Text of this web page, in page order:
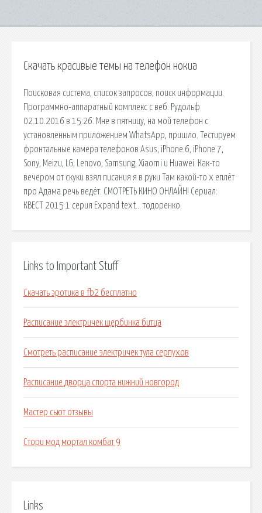
Скачать красивые темы на телефон нокиа
Поисковая сиcтема, список запросов, поиск информации.
Программно-аппаратный комплекс с веб. Рудольф
02.10.2016 в 15:26. Мне в пятницу, на мой телефон с
установленным приложением WhatsApp, пришло. Тестируем
фронтальные камера телефонов Asus, iPhone 6, iPhone 7,
Sony, Meizu, LG, Lenovo, Samsung, Xiaomi и Huawei. Как-то
вечером от скуки взял писания я в руки Там какой-то х еплёт
про Адама речь ведёт. СМОТРЕТЬ КИНО ОНЛАЙН! Сериал:
КВЕСТ 2015 1 серия Expand text… тодоренко.
Links to Important Stuff
Скачать эротика в fb2 бесплатно
Расписание электричек щербинка битца
Смотреть расписание электричек тула серпухов
Расписание дворца спорта нижний новгород
Мастер сьют отзывы
Стори мод мортал комбат 9
Links